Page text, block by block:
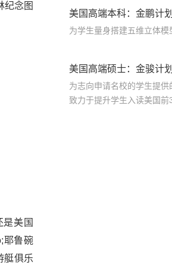
纪念图
美国
耶鲁碗
艇俱乐
美国高端本科：金鹏计划
美国高端硕士：金骏计划